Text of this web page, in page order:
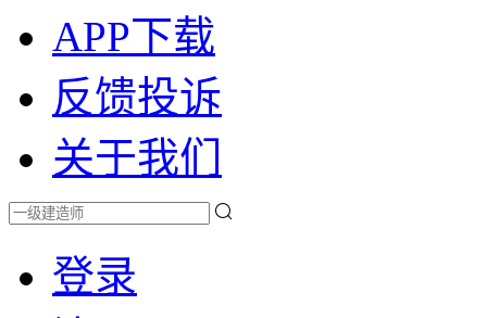
APP下载
反馈投诉
关于我们
登录